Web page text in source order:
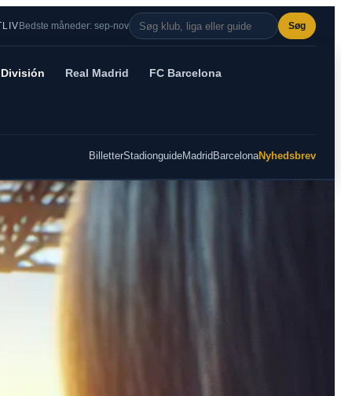
Bedste måneder: sep-nov Søg
Real Madrid FC Barcelona
BilletterStadionguideMadrid BarcelonaNyhedsbrev